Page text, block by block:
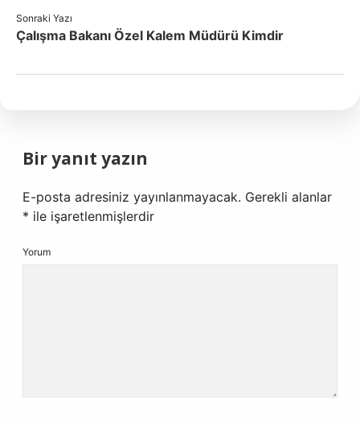
Sonraki Yazı
Çalışma Bakanı Özel Kalem Müdürü Kimdir
Bir yanıt yazın
E-posta adresiniz yayınlanmayacak. Gerekli alanlar
* ile işaretlenmişlerdir
Yorum